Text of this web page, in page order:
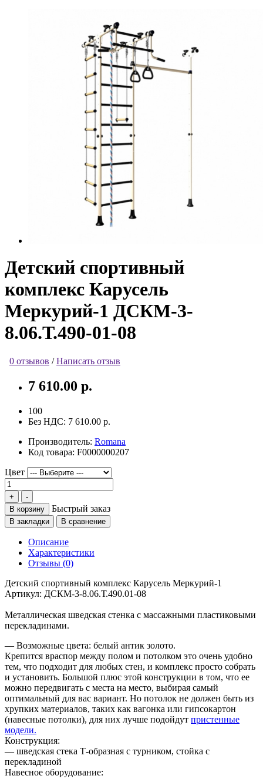
Детский спортивный
комплекс Карусель
Меркурий-1 ДСКМ-3-
8.06.Т.490-01-08
0 отзывов /Написать отзыв
7 610.00 р.
100
Без НДС: 7 610.00 р.
Производитель: Romana
Код товара: F0000000207
Цвет
В корзину Быстрый заказ
В закладки В сравнение
Описание
Характеристики
Отзывы (0)
Детский спортивный комплекс Карусель Меркурий-1
Артикул: ДСКМ-3-8.06.Т.490.01-08
Металлическая шведская стенка с массажными пластиковыми
перекладинами.
— Возможные цвета: белый антик золото.
Крепится враспор между полом и потолком это очень удобно
тем, что подходит для любых стен, и комплекс просто собрать
и установить. Большой плюс этой конструкции в том, что ее
можно передвигать с места на место, выбирая самый
оптимальный для вас вариант. Но потолок не должен быть из
хрупких материалов, таких как вагонка или гипсокартон
(навесные потолки), для них лучше подойдут пристенные
модели.
Конструкция:
— шведская стека Т-образная с турником, стойка с
перекладиной
Навесное оборудование: